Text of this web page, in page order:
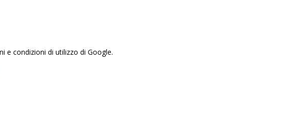
e condizioni di utilizzo di Google.